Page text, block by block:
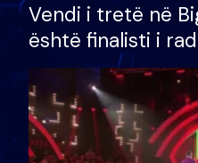
Vendi i tretë në
është finalisti i